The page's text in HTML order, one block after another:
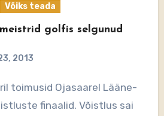
Võiks teada
golfis selgunud
2013
finaalid. Võistlus sai